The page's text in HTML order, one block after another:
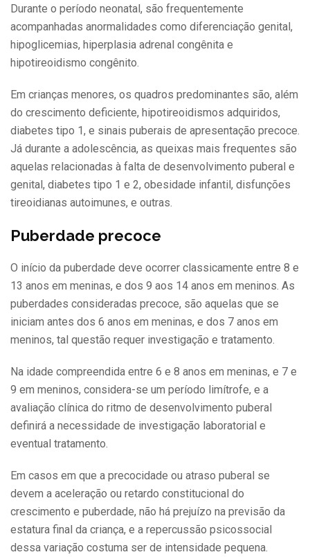
Durante o período neonatal, são frequentemente
acompanhadas anormalidades como diferenciação genital,
hipoglicemias, hiperplasia adrenal congênita e
hipotireoidismo congênito.
Em crianças menores, os quadros predominantes são, além
do crescimento deficiente, hipotireoidismos adquiridos,
diabetes tipo 1, e sinais puberais de apresentação precoce.
Já durante a adolescência, as queixas mais frequentes são
aquelas relacionadas à falta de desenvolvimento puberal e
genital, diabetes tipo 1 e 2, obesidade infantil, disfunções
tireoidianas autoimunes, e outras.
Puberdade precoce
O início da puberdade deve ocorrer classicamente entre 8 e
13 anos em meninas, e dos 9 aos 14 anos em meninos. As
puberdades consideradas precoce, são aquelas que se
iniciam antes dos 6 anos em meninas, e dos 7 anos em
meninos, tal questão requer investigação e tratamento.
Na idade compreendida entre 6 e 8 anos em meninas, e 7 e
9 em meninos, considera-se um período limítrofe, e a
avaliação clínica do ritmo de desenvolvimento puberal
definirá a necessidade de investigação laboratorial e
eventual tratamento.
Em casos em que a precocidade ou atraso puberal se
devem a aceleração ou retardo constitucional do
crescimento e puberdade, não há prejuízo na previsão da
estatura final da criança, e a repercussão psicossocial
dessa variação costuma ser de intensidade pequena.